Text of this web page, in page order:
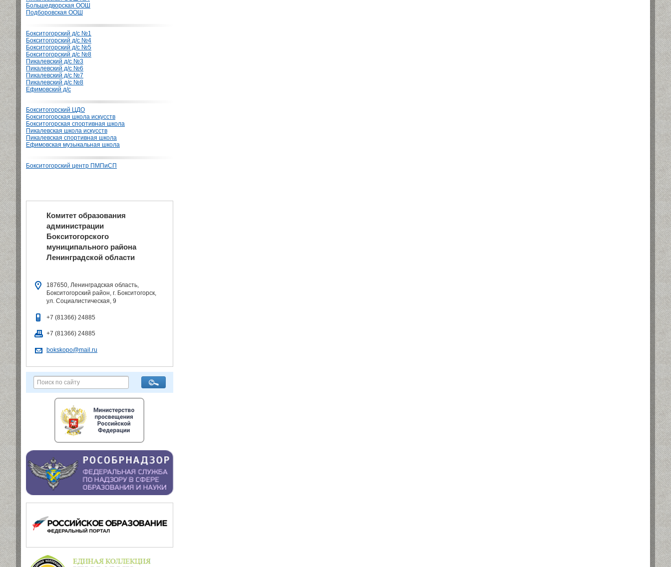
Большедворская ООШ
Подборовская ООШ
Бокситогорский д/с №1
Бокситогорский д/с №4
Бокситогорский д/с №5
Бокситогорский д/с №8
Пикалевский д/с №3
Пикалевский д/с №6
Пикалевский д/с №7
Пикалевский д/с №8
Ефимовский д/с
Бокситогорский ЦДО
Бокситогорская школа искусств
Бокситогорская спортивная школа
Пикалевская школа искусств
Пикалевская спортивная школа
Ефимовская музыкальная школа
Бокситогорский центр ПМПиСП
Комитет образования
администрации
Бокситогорского
муниципального района
Ленинградской области
187650, Ленинградская область,
Бокситогорский район, г. Бокситогорск,
ул. Социалистическая, 9
+7 (81366) 24885
+7 (81366) 24885
bokskopo@mail.ru